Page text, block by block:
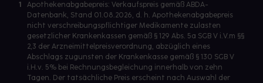
1
Apothekenabgabepreis: Verkaufspreis gemäß ABDA-
Datenbank, Stand 01.08.2026, d. h. Apothekenabgabepreis
nicht verschreibungspflichtiger Medikamente zulasten
gesetzlicher Krankenkassen gemäß § 129 Abs. 5a SGB V i.V.m §§
2,3 der Arzneimittelpreisverordnung, abzüglich eines
Abschlags zugunsten der Krankenkasse gemäß § 130 SGB V
i.H.v. 5% bei Rechnungsbegleichung innerhalb von zehn
Tagen. Der tatsächliche Preis erscheint nach Auswahl der